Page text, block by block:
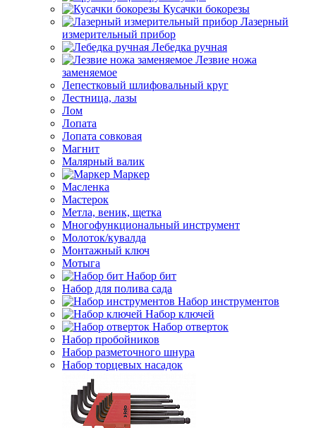
Кусачки бокорезы
Лазерный
измерительный прибор
Лебедка ручная
Лезвие ножа
заменяемое
Лепестковый шлифовальный круг
Лестница, лазы
Лом
Лопата
Лопата совковая
Магнит
Малярный валик
Маркер
Масленка
Мастерок
Метла, веник, щетка
Многофункциональный инструмент
Молоток/кувалда
Монтажный ключ
Мотыга
Набор бит
Набор для полива сада
Набор инструментов
Набор ключей
Набор отверток
Набор пробойников
Набор разметочного шнура
Набор торцевых насадок